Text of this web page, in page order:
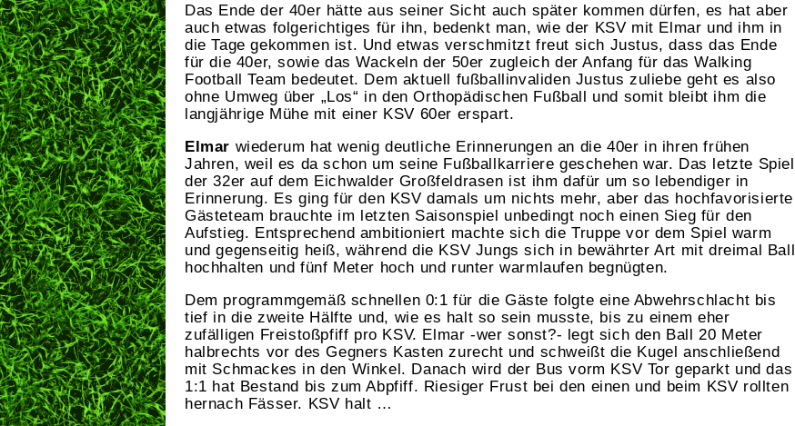
Das Ende der 40er hätte aus seiner Sicht auch später kommen dürfen, es hat aber
auch etwas folgerichtiges für ihn, bedenkt man, wie der KSV mit Elmar und ihm in
die Tage gekommen ist. Und etwas verschmitzt freut sich Justus, dass das Ende
für die 40er, sowie das Wackeln der 50er zugleich der Anfang für das Walking
Football Team bedeutet. Dem aktuell fußballinvaliden Justus zuliebe geht es also
ohne Umweg über „Los“ in den Orthopädischen Fußball und somit bleibt ihm die
langjährige Mühe mit einer KSV 60er erspart.
Elmar wiederum hat wenig deutliche Erinnerungen an die 40er in ihren frühen
Jahren, weil es da schon um seine Fußballkarriere geschehen war. Das letzte Spiel
der 32er auf dem Eichwalder Großfeldrasen ist ihm dafür um so lebendiger in
Erinnerung. Es ging für den KSV damals um nichts mehr, aber das hochfavorisierte
Gästeteam brauchte im letzten Saisonspiel unbedingt noch einen Sieg für den
Aufstieg. Entsprechend ambitioniert machte sich die Truppe vor dem Spiel warm
und gegenseitig heiß, während die KSV Jungs sich in bewährter Art mit dreimal Ball
hochhalten und fünf Meter hoch und runter warmlaufen begnügten.
Dem programmgemäß schnellen 0:1 für die Gäste folgte eine Abwehrschlacht bis
tief in die zweite Hälfte und, wie es halt so sein musste, bis zu einem eher
zufälligen Freistoßpfiff pro KSV. Elmar -wer sonst?- legt sich den Ball 20 Meter
halbrechts vor des Gegners Kasten zurecht und schweißt die Kugel anschließend
mit Schmackes in den Winkel. Danach wird der Bus vorm KSV Tor geparkt und das
1:1 hat Bestand bis zum Abpfiff. Riesiger Frust bei den einen und beim KSV rollten
hernach Fässer. KSV halt …